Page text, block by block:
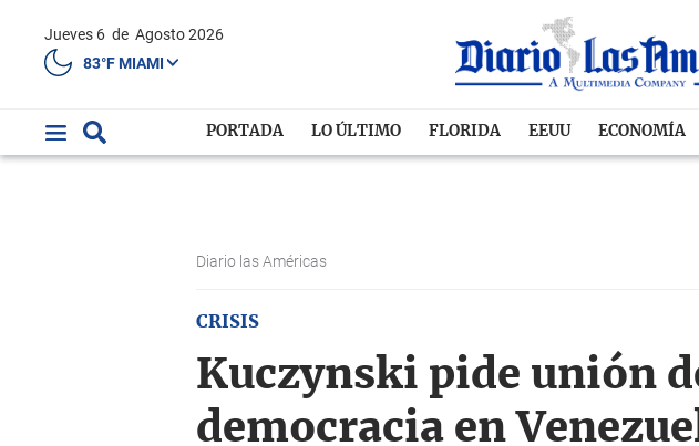
Jueves 6 de Agosto 2026
83°F MIAMI
PORTADA LO ÚLTIMO FLORIDA EEUU ECONOMÍA
Diario las Américas
CRISIS
Kuczynski pide unión
democracia en